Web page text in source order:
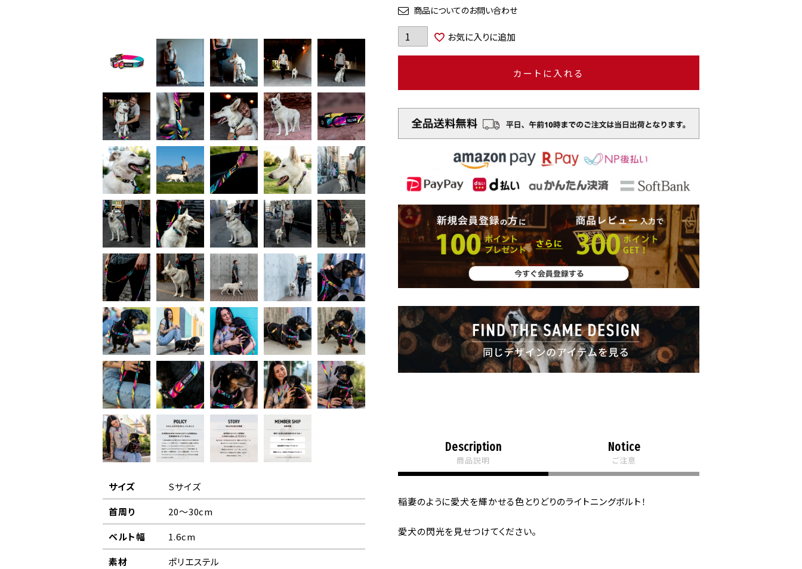
サイズ
Sサイズ
首周り
20～30cm
ベルト幅
1.6cm
素材
ポリエステル
商品についてのお問い合わせ
お気に入りに追加
カートに入れる
Description
商品説明
Notice
ご注意
稲妻のように愛犬を輝かせる色とりどりのライトニングボルト！
愛犬の閃光を見せつけてください。